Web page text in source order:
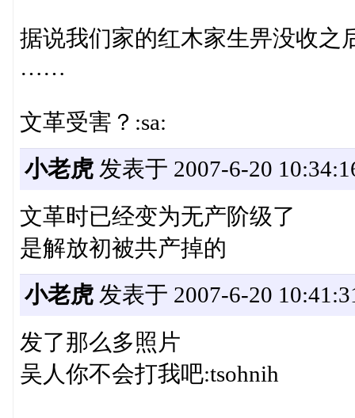
据说我们家的红木家生畀没收之
……
文革受害？:sa:
小老虎发表于 2007-6-20
文革时已经变为无产阶级了
是解放初被共产掉的
小老虎发表于 2007-6-20
发了那么多照片
吴人你不会打我吧:tsohnih